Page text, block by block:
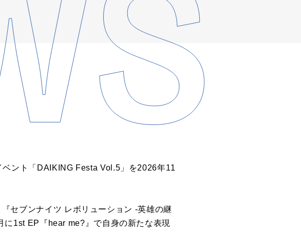
ント「DAIKING Festa Vol.5」を2026年11
セブンナイツ レボリューション -英雄の継
1st EP『hear me?』で自身の新たな表現